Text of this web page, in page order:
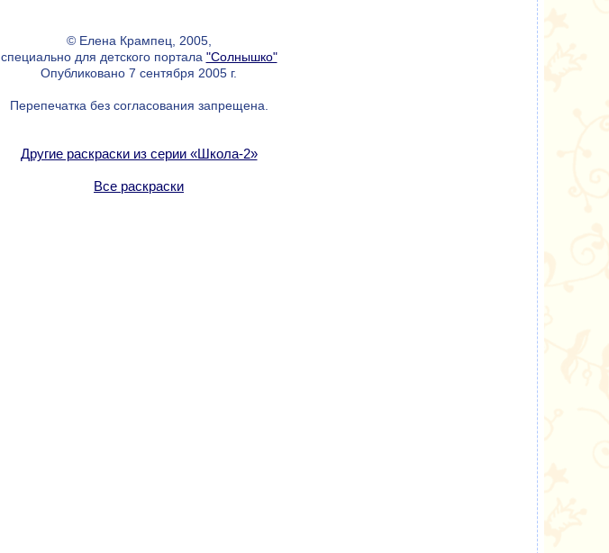
© Елена Крампец, 2005,
специально для детского портала "Солнышко"
Опубликовано 7 сентября 2005 г.
Перепечатка без согласования запрещена.
Другие раскраски из серии «Школа-2»
Все раскраски